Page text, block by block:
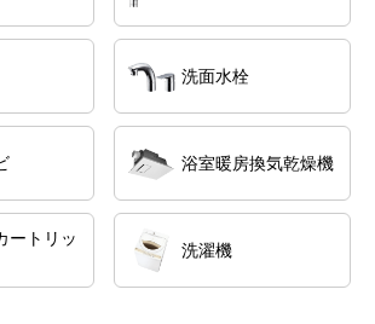
洗面水栓
浴室暖房換気乾燥機
ートリッ
洗濯機